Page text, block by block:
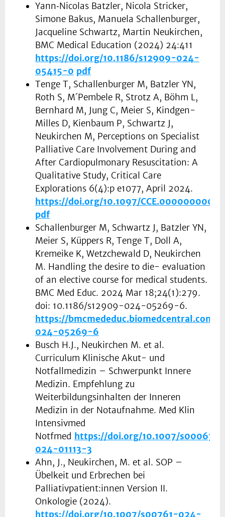
Yann‐Nicolas Batzler, Nicola Stricker,
Simone Bakus, Manuela Schallenburger,
Jacqueline Schwartz, Martin Neukirchen,
BMC Medical Education (2024) 24:411
https://doi.org/10.1186/s12909-024-
05415-0 pdf
Tenge T, Schallenburger M, Batzler YN,
Roth S, M´Pembele R, Strotz A, Böhm L,
Bernhard M, Jung C, Meier S, Kindgen-
Milles D, Kienbaum P, Schwartz J,
Neukirchen M, Perceptions on Specialist
Palliative Care Involvement During and
After Cardiopulmonary Resuscitation: A
Qualitative Study, Critical Care
Explorations 6(4):p e1077, April 2024.
https://doi.org/10.1097/
pdf
Schallenburger M, Schwartz J, Batzler YN,
Meier S, Küppers R, Tenge T, Doll A,
Kremeike K, Wetzchewald D, Neukirchen
M. Handling the desire to die- evaluation
of an elective course for medical students.
BMC Med Educ. 2024 Mar 18;24(1):279.
doi: 10.1186/s12909-024-05269-6.
https://bmcmededuc.biomedcentral.com/
024-05269-6
Busch H.J., Neukirchen M. et al.
Curriculum Klinische Akut- und
Notfallmedizin – Schwerpunkt Innere
Medizin. Empfehlung zu
Weiterbildungsinhalten der Inneren
Medizin in der Notaufnahme. Med Klin
Intensivmed
Notfmed https://doi.org/10.1007/s00063-
024-01113-3
Ahn, J., Neukirchen, M. et al. SOP –
Übelkeit und Erbrechen bei
Palliativpatient:innen Version II.
Onkologie (2024).
https://doi.org/10.1007/s00761-024-